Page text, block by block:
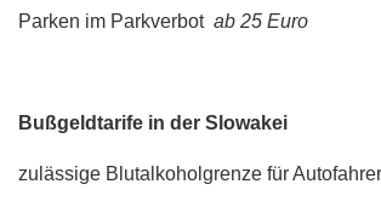
Parken im Parkverbot ab 25 Euro
Bußgeldtarife in der Slowakei
zulässige Blutalkoholgrenze für Autofahrer